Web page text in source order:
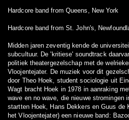
Hardcore band from Queens, New York
Hardcore band from St. John's,
Midden jaren zeventig kende de
subcultuur. De 'kritiese' soundtrack
politiek theatergezelschap met de
Vloojentejater. De muziek voor dit
door Theo Hoek, student sociologie uit
Wagt bracht Hoek in 1978 in aanraking
wave en no wave, die nieuwe stromingen
startten Hoek, Hans Dekkers en Guus de
het Vloojentejater) een nieuwe band: